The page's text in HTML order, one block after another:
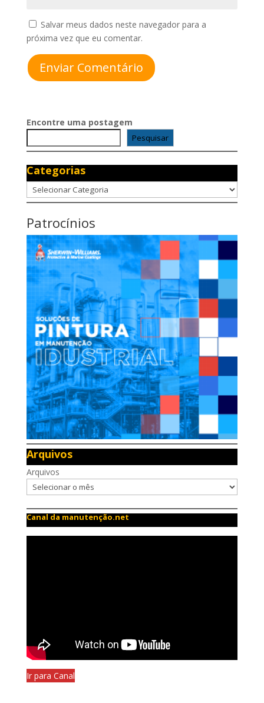
Salvar meus dados neste navegador para a
próxima vez que eu comentar.
Enviar Comentário
Encontre uma postagem
Pesquisar
Categorias
Categorias
Patrocínios
Arquivos
Arquivos
Canal da manutenção.net
Ir para Canal